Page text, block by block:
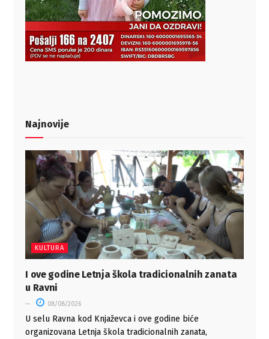
Najnovije
KULTURA
I ove godine Letnja škola tradicionalnih zanata
u Ravni
08/08/2026
U selu Ravna kod Knjaževca i ove godine biće
organizovana Letnja škola tradicionalnih zanata,